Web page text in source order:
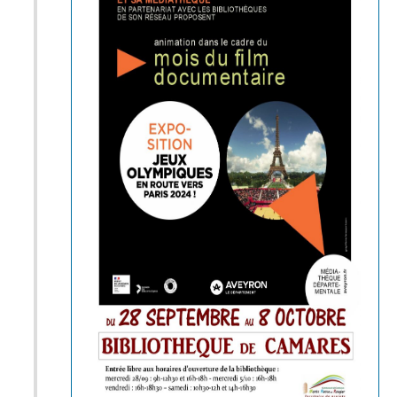
empreint de beaucoup de douceur,
de poésie qui gomment la violence
de ce sport et offre une peinture
impressionniste du Paris des
années 60. Lors de sa sortie, ce
film a eu un grand succès critique
avant d’être oublié durant 50 ans.
C’est l’occasion de découvrir ce
petit bijou cinématographique.
La séance sera suivie d’une
rencontre avec Federico Rossin,
programmateur associé du mois du
film documentaire.
Mercredi 2 novembre à 20h30 à Fayet
(salle des fêtes) :
« Treize jours en France » film de
Claude LELOUCH et François